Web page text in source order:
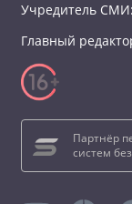
Учредитель
Главный
Партнёр
систем